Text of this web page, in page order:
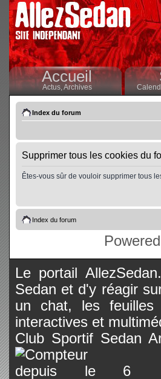
Accueil
Actus,Archives
Index du forum
Supprimer tous les cookies du
Êtes-vous sûr de vouloir supprimer tous
Index du forum
Le portail
Sedan et d'y réagir
un chat, les feuilles
interactives et
Club Sportif Sedan